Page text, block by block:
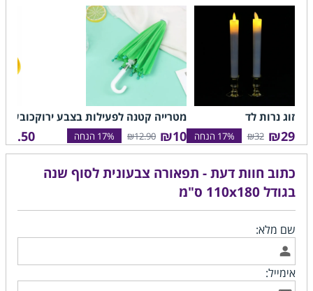
כתוב חוות דעת - תפאורה צבעונית לסוף שנה
בגודל 110x180 ס"מ
שם מלא:
אימייל:
זוג נרות לד
₪29
₪32
מטרייה קטנה לפעילות בצבע ירוק
₪10
₪12.90
כובע